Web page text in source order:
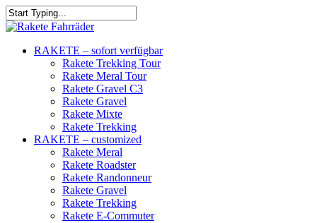
RAKETE – sofort verfügbar
Rakete Trekking Tour
Rakete Meral Tour
Rakete Gravel C3
Rakete Gravel
Rakete Mixte
Rakete Trekking
RAKETE – customized
Rakete Meral
Rakete Roadster
Rakete Randonneur
Rakete Gravel
Rakete Trekking
Rakete E-Commuter